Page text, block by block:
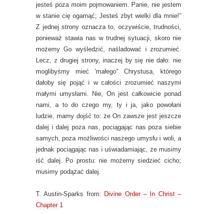
jesteś poza moim pojmowaniem. Panie, nie jestem
w stanie cię ogarnąć; Jesteś zbyt wielki dla mnie!”
Z jednej strony oznacza to, oczywiście, trudności,
ponieważ stawia nas w trudnej sytuacji, skoro nie
możemy Go wyśledzić, naśladować i zrozumieć.
Lecz, z drugiej strony, inaczej by się nie dało: nie
moglibyśmy mieć 'małego” Chrystusa, którego
dałoby się pojąć i w całości zrozumieć naszymi
małymi umysłami. Nie, On jest całkowicie ponad
nami, a to do czego my, ty i ja, jako powołani
ludzie, mamy dojść to: że On zawsze jest jeszcze
dalej i dalej poza nas, pociągając nas poza siebie
samych, poza możliwości naszego umysłu i woli, a
jednak pociągając nas i uświadamiając, że musimy
iść dalej. Po prostu: nie możemy siedzieć cicho;
musimy podążać dalej.
T. Austin-Sparks from: Divine Order – In Christ –
Chapter 1